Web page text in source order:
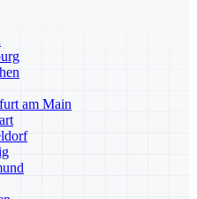
am Main